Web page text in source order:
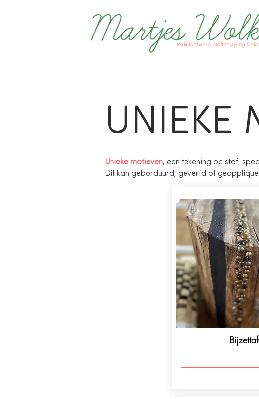
UNIEKE
Unieke motieven, een tekening op stof,
Dit kan geborduurd, geverfd of